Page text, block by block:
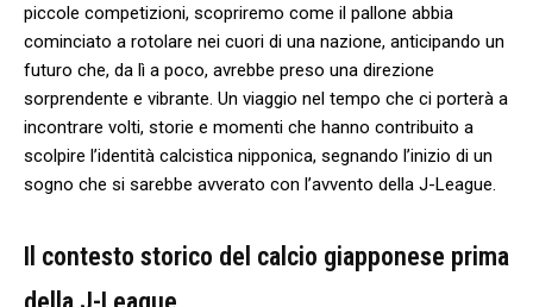
piccole competizioni, scopriremo come il pallone abbia
cominciato a rotolare nei cuori di una nazione, anticipando un
futuro che, da lì⁣ a⁣ poco, avrebbe preso una direzione
sorprendente e vibrante. Un viaggio nel tempo che ci porterà a
incontrare volti, storie e ⁤momenti che hanno contribuito a
scolpire​ l’identità calcistica nipponica, segnando l’inizio ‌di un
sogno che si sarebbe avverato con l’avvento della J-League.
Il contesto storico‍ del calcio giapponese prima
della J-League